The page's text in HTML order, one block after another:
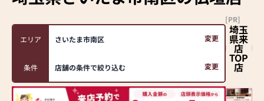
エリア さいたま市南区 変更
条件 店舗の条件で絞り込む 変更
埼玉
県来
店
TOP
店
[PR]